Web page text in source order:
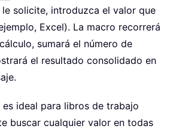
solicite, introduzca el valor que
Excel). La macro recorrerá
sumará el número de
el resultado consolidado en
ideal para libros de trabajo
buscar cualquier valor en todas